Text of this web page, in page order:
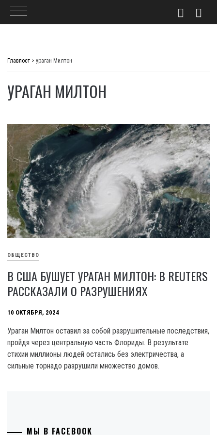
Главпост > ураган Милтон
УРАГАН МИЛТОН
ОБЩЕСТВО
В США БУШУЕТ УРАГАН МИЛТОН: В REUTERS
РАССКАЗАЛИ О РАЗРУШЕНИЯХ
10 ОКТЯБРЯ, 2024
Ураган Милтон оставил за собой разрушительные последствия,
пройдя через центральную часть Флориды. В результате
стихии миллионы людей остались без электричества, а
сильные торнадо разрушили множество домов.
МЫ В FACEBOOK